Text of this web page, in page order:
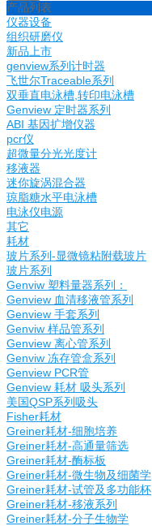
产品列表
仪器设备
组织研磨仪
新品上市
genview系列计时器
飞世尔Traceable系列
双垂直电泳槽,转印电泳槽
Genview 定时器系列
ABI 基因扩增仪器
pcr仪
超微量分光光度计
移液器
迷你旋涡混合器
琼脂糖水平电泳槽
电泳仪电源
其它
耗材
玻片系列-显微镜粘附载玻片
玻片系列
Genviw 塑料量器系列：
Genview 血清移液管系列
Genview 手套系列
Genviw 样品管系列
Genview 离心管系列
Genviw 冻存管盒系列
Genview PCR管
Genview 耗材 吸头系列
美国QSP系列吸头
Fisher耗材
Greiner耗材-细胞培养
Greiner耗材-高通量筛选
Greiner耗材-酶标板
Greiner耗材-微生物及细菌学
Greiner耗材-试管及多功能杯
Greiner耗材-移液系列
Greiner耗材-分子生物学